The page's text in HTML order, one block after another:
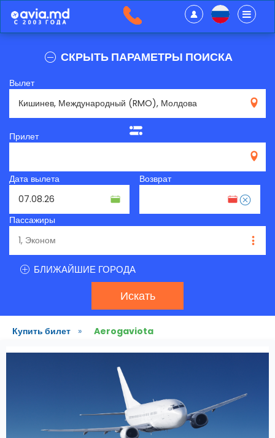
СКРЫТЬ ПАРАМЕТРЫ ПОИСКА
Вылет
Прилет
Дата вылета Возврат
Пассажиры
БЛИЖАЙШИЕ ГОРОДА
Искать
Купить билет » Aerogaviota